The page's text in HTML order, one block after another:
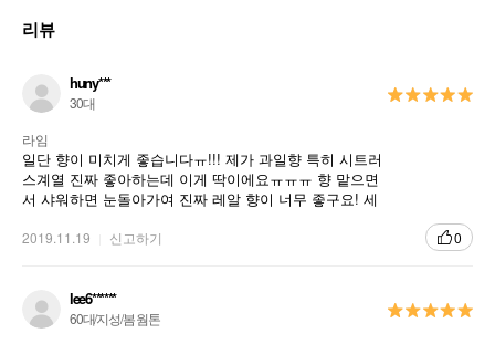
달콤한 복숭아즙을 그대로 담은 듯한 싱그러운 피치향이 풍기는
촉촉한 크림 타입의 바디워시
샤워 후에도 은은하게 풍기는 피치향
2
부보습에 도움을 주어 샤워 후에도 촉촉하게 케어
리뷰
huny***
30대
라임
일단 향이 미치게 좋습니다ㅠ!!! 제가 과일향 특히 시트러
스계열 진짜 좋아하는데 이게 딱이에요ㅠㅠㅠ 향 맡으면
서 샤워하면 눈돌아가여 진짜 레알 향이 너무 좋구요! 세
이 젤 중요하거든요 근데 아 향이 증말 하... 그냥 최고에
2019.11.19 신고하기 0
lee6******
60대/지성/봄 웜톤